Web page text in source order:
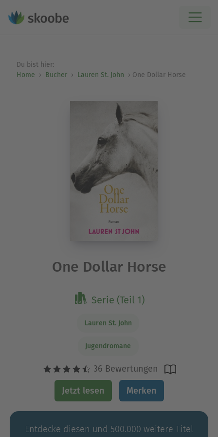
Du bist hier:
Home
Bücher Lauren St. John One Dollar Horse
One Dollar Horse
Serie (Teil 1)
Lauren St. John
Jugendromane
36 Bewertungen
Jetzt lesen Merken
Entdecke diesen und 500.000 weitere Titel